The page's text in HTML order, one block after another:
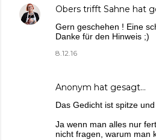
Obers trifft Sahne hat
Gern geschehen ! Eine
Danke für den Hinweis ;)
8.12.16
Anonym hat gesagt…
Das Gedicht ist spitze
Ja wenn man alles nur
nicht fragen, warum man